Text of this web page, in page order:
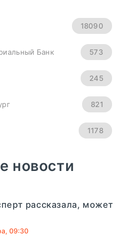
Высоту.
4 Сентября -
мировым валютам.
18090
Банк 573
245
821
1178
321
новости
рассказала, может
09:30